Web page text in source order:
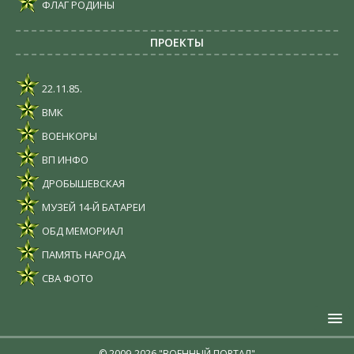
ФЛАГ РОДИНЫ
ПРОЕКТЫ
22.11.85.
ВМК
ВОЕНКОРЫ
ВП ИНФО
ДРОБЫШЕВСКАЯ
МУЗЕЙ 14-Й БАТАРЕИ
ОБД МЕМОРИАЛ
ПАМЯТЬ НАРОДА
СВА ФОТО